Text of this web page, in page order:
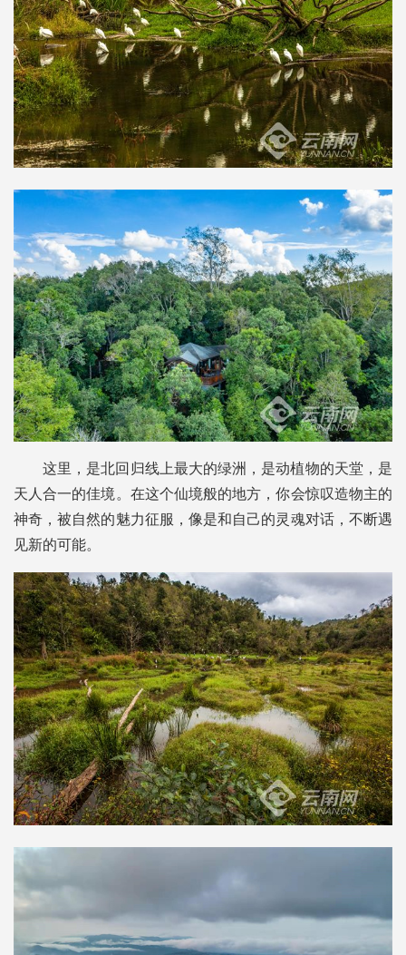
这里，是北回归线上最大的绿洲，是动植物的天堂，是
天人合一的佳境。在这个仙境般的地方，你会惊叹造物主的
神奇，被自然的魅力征服，像是和自己的灵魂对话，不断遇
见新的可能。